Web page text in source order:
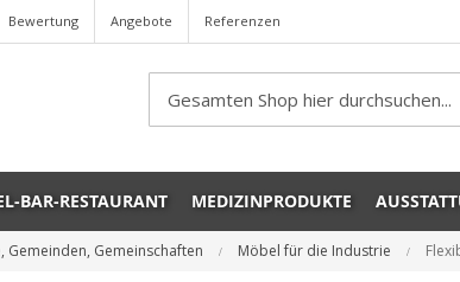
Bewertung Angebote Referenzen
Search
BAR-RESTAURANT MEDIZINPRODUKTE
Gemeinden, Gemeinschaften Möbel für die Industrie